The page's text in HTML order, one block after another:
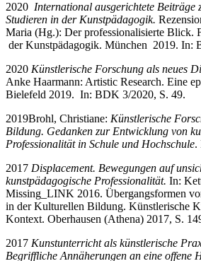
2020 International ausgerichtete Beiträge
Studieren in der Kunstpädagogik.
Maria (Hg.): Der professionalisierte Blick.
der Kunstpädagogik. München 2019. In:
2020 Künstlerische Forschung als neues
Anke Haarmann: Artistic Research. Eine
Bielefeld 2019. In: BDK 3/2020, S. 49.
2019Brohl, Christiane: Künstlerische
Bildung. Gedanken zur Entwicklung von
Professionalität in Schule und Hochschule.
2017 Displacement. Bewegungen auf
kunstpädagogische Professionalität. In:
Missing_LINK 2016. Übergangsformen
in der Kulturellen Bildung. Künstlerische
Kontext. Oberhausen (Athena) 2017, S.
2017 Kunstunterricht als künstlerische
Begriffliche Annäherungen an eine offene